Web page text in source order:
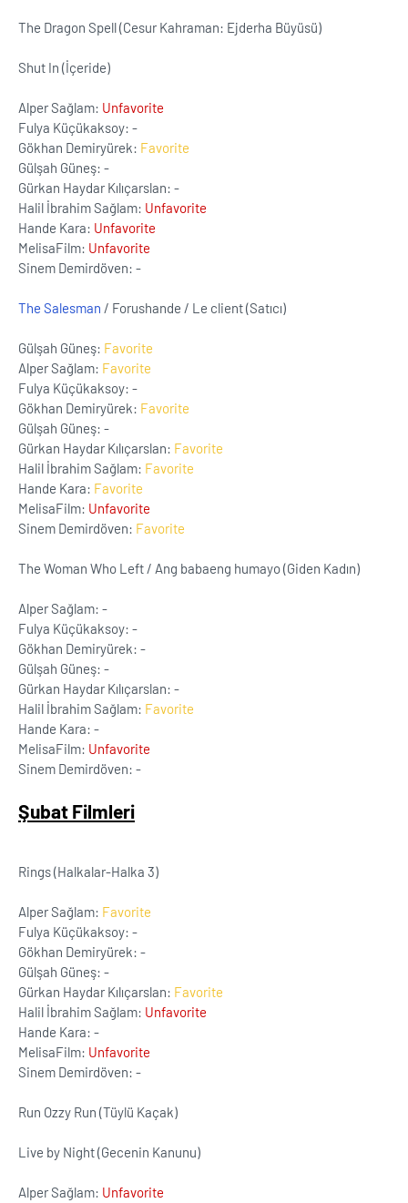
The Dragon Spell (Cesur Kahraman: Ejderha Büyüsü)
Shut In (İçeride)
Alper Sağlam: Unfavorite
Fulya Küçükaksoy: -
Gökhan Demiryürek: Favorite
Gülşah Güneş: -
Gürkan Haydar Kılıçarslan: -
Halil İbrahim Sağlam: Unfavorite
Hande Kara: Unfavorite
MelisaFilm: Unfavorite
Sinem Demirdöven: -
The Salesman / Forushande / Le client (Satıcı)
Gülşah Güneş: Favorite
Alper Sağlam: Favorite
Fulya Küçükaksoy: -
Gökhan Demiryürek: Favorite
Gülşah Güneş: -
Gürkan Haydar Kılıçarslan: Favorite
Halil İbrahim Sağlam: Favorite
Hande Kara: Favorite
MelisaFilm: Unfavorite
Sinem Demirdöven: Favorite
The Woman Who Left / Ang babaeng humayo (Giden Kadın)
Alper Sağlam: -
Fulya Küçükaksoy: -
Gökhan Demiryürek: -
Gülşah Güneş: -
Gürkan Haydar Kılıçarslan: -
Halil İbrahim Sağlam: Favorite
Hande Kara: -
MelisaFilm: Unfavorite
Sinem Demirdöven: -
Şubat Filmleri
Rings (Halkalar-Halka 3)
Alper Sağlam: Favorite
Fulya Küçükaksoy: -
Gökhan Demiryürek: -
Gülşah Güneş: -
Gürkan Haydar Kılıçarslan: Favorite
Halil İbrahim Sağlam: Unfavorite
Hande Kara: -
MelisaFilm: Unfavorite
Sinem Demirdöven: -
Run Ozzy Run (Tüylü Kaçak)
Live by Night (Gecenin Kanunu)
Alper Sağlam: Unfavorite